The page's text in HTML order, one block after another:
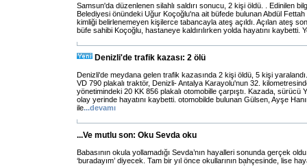
Samsun'da düzenlenen silahlı saldırı sonucu, 2 kişi öldü. . Edinilen
Belediyesi önündeki Uğur Koçoğlu'na ait büfede bulunan Abdül
kimliği belirlenemeyen kişilerce tabancayla ateş açıldı. Açılan ateş
büfe sahibi Koçoğlu, hastaneye kaldırılırken yolda hayatını kaybetti.
Denizli'de trafik kazası: 2 ölü
Denizli'de meydana gelen trafik kazasında 2 kişi öldü, 5 kişi
VD 790 plakalı traktör, Denizli- Antalya Karayolu'nun 32.
yönetimindeki 20 KK 856 plakalı otomobille çarpıştı. Kazada, sürücü
olay yerinde hayatını kaybetti. otomobilde bulunan Gülsen, Ayşe
ile...devamı
...Ve mutlu son: Oku Sevda oku
Babasının okula yollamadığı Sevda’nın hayalleri sonunda gerçek
‘buradayım’ diyecek. Tam bir yıl önce okullarının bahçesinde, lise